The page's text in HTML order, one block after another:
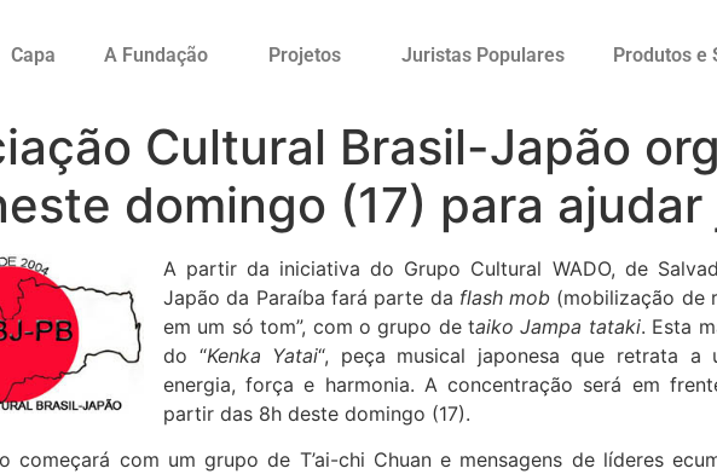
Capa A Fundação Projetos Juristas Populares Produtos e
Cultural Brasil-Japão
domingo (17) para
A partir da iniciativa do Grupo Cultural WADO, de
Japão da Paraíba fará parte da flash mob (mobilização de
em um só tom”, com o grupo de taiko Jampa tataki. Esta
do “Kenka Yatai“, peça musical japonesa que retrata
energia, força e harmonia. A concentração será em
partir das 8h deste domingo (17).
começará com um grupo de T’ai-chi Chuan e mensagens de líderes